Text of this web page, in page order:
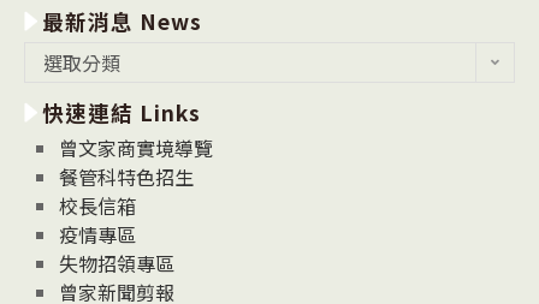
最新消息 News
消
息
News
選取分類
快速連結 Links
曾文家商實境導覽
餐管科特色招生
校長信箱
疫情專區
失物招領專區
曾家新聞剪報